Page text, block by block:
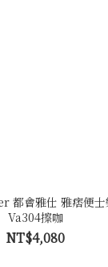
都會雅仕 雅痞便
Va304擦咖
NT$4,080